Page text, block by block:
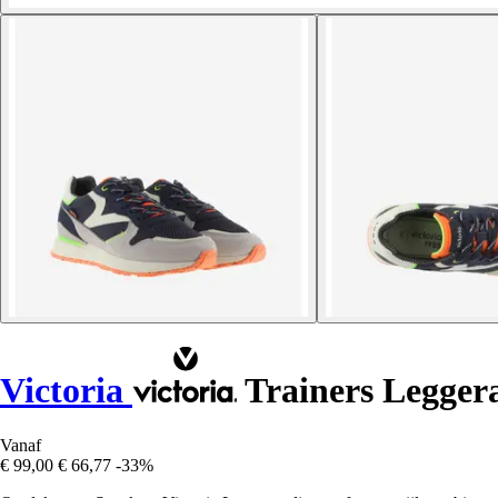
Victoria Trainers
Vanaf
€ 99,00 € 66,77 -33%